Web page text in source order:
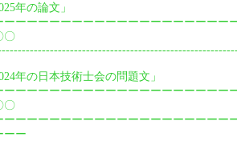
年の論文」
ーーーーーーーーーーーーーーーーーーー
〇
年の日本技術士会の問題文」
ーーーーーーーーーーーーーーーーーーー
〇
ーーーーーーーーーーーーーーーーーーー
ーー